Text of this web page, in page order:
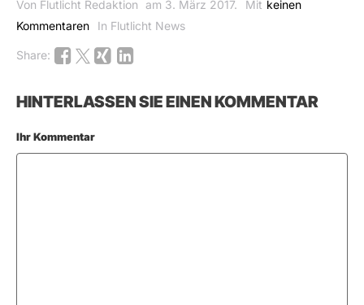
Von Flutlicht Redaktion am 3. März 2017. Mit keinen
Kommentaren
In Flutlicht News
Share:
HINTERLASSEN SIE EINEN KOMMENTAR
Ihr Kommentar